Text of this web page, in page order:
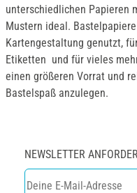
unterschiedlichen Papieren
Mustern ideal.
Kartengestaltung genutzt,
Etiketten und für vieles
einen größeren Vorrat und
Bastelspaß anzulegen.
NEWSLETTER